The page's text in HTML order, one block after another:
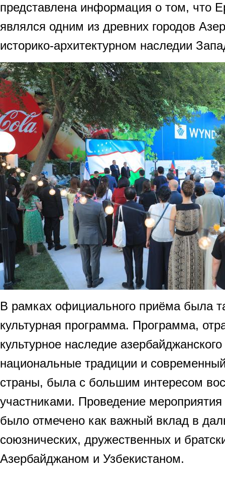
представлена информация о том, что
являлся одним из древних городов
историко-архитектурном наследии
В рамках официального приёма была
культурная программа. Программа,
культурное наследие
национальные традиции и
страны, была с большим интересом
участниками. Проведение
было отмечено как важный вклад в
союзнических, дружественных и
Азербайджаном и Узбекистаном.